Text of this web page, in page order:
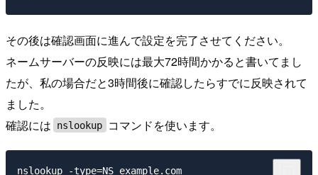
その後は確認画面に進んで設定を完了させてください。
ネームサーバーの反映には最大72時間かかると書いてまし
たが、私の場合だと3時間後に確認したらすでに反映されて
ました。
確認には
nslookup コマンドを使います。